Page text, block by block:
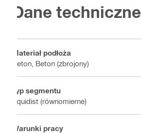
Dane techniczne
Materiał podłoża
Beton, Beton (zbrojony)
Typ segmentu
Equidist (równomierne)
Warunki pracy